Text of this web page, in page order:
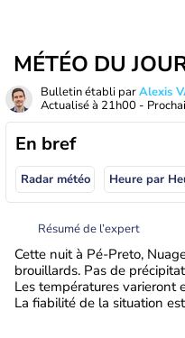
MÉTÉO DU
Bulletin établi parAlexis
Actualisé à 21h00 -
En bref
Radar météo Heure par
Résumé de l’expert
Cette nuit à Pé-Preto,
brouillards. Pas de
Les températures varieront
La fiabilité de la situation